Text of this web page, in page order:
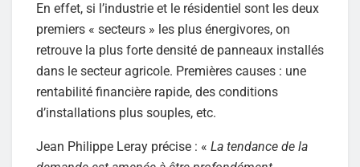
En effet, si l’industrie et le résidentiel sont les deux
premiers « secteurs » les plus énergivores, on
retrouve la plus forte densité de panneaux installés
dans le secteur agricole. Premières causes : une
rentabilité financière rapide, des conditions
d’installations plus souples, etc.
Jean Philippe Leray précise : « La tendance de la